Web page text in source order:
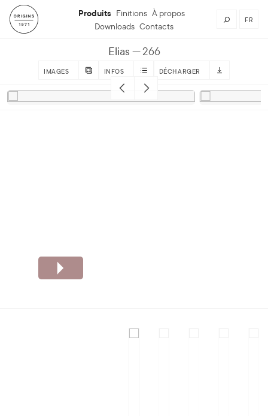
Produits Finitions À propos
Downloads Contacts
FR
Elias 266
IMAGES INFOS DÉCHARGER